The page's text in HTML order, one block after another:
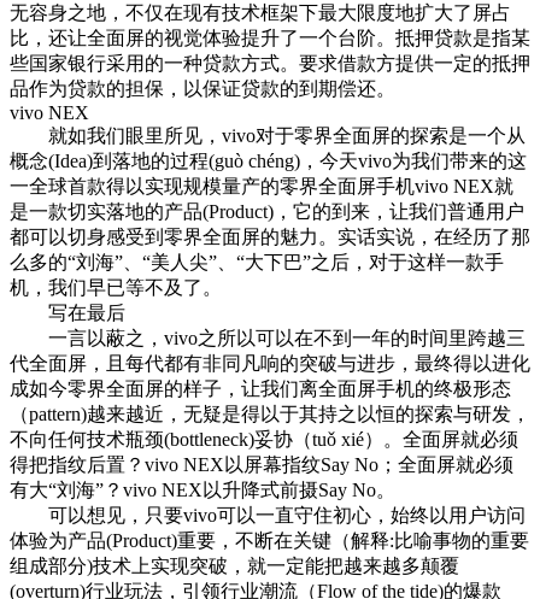
无容身之地，不仅在现有技术框架下最大限度地扩大了屏占
比，还让全面屏的视觉体验提升了一个台阶。抵押贷款是指某
些国家银行采用的一种贷款方式。要求借款方提供一定的抵押
品作为贷款的担保，以保证贷款的到期偿还。
vivo NEX
就如我们眼里所见，vivo对于零界全面屏的探索是一个从
概念(Idea)到落地的过程(guò chéng)，今天vivo为我们带来的这
一全球首款得以实现规模量产的零界全面屏手机vivo NEX就
是一款切实落地的产品(Product)，它的到来，让我们普通用户
都可以切身感受到零界全面屏的魅力。实话实说，在经历了那
么多的“刘海”、“美人尖”、“大下巴”之后，对于这样一款手
机，我们早已等不及了。
写在最后
一言以蔽之，vivo之所以可以在不到一年的时间里跨越三
代全面屏，且每代都有非同凡响的突破与进步，最终得以进化
成如今零界全面屏的样子，让我们离全面屏手机的终极形态
（pattern)越来越近，无疑是得以于其持之以恒的探索与研发，
不向任何技术瓶颈(bottleneck)妥协（tuǒ xié）。全面屏就必须
得把指纹后置？vivo NEX以屏幕指纹Say No；全面屏就必须
有大“刘海”？vivo NEX以升降式前摄Say No。
可以想见，只要vivo可以一直守住初心，始终以用户访问
体验为产品(Product)重要，不断在关键（解释:比喻事物的重要
组成部分)技术上实现突破，就一定能把越来越多颠覆
(overturn)行业玩法，引领行业潮流（Flow of the tide)的爆款